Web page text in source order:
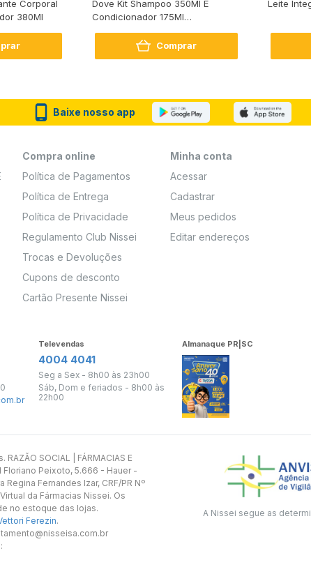
Corporal
380Ml
Dove Kit Shampoo 350Ml E
Condicionador 175Ml
Comprar
Leite
Baixe nosso app
Compra online
Política de Pagamentos
Política de Entrega
Política de Privacidade
Regulamento Club Nissei
Trocas e Devoluções
Cupons de desconto
Cartão Presente Nissei
Minha conta
Acessar
Cadastrar
Meus pedidos
Editar endereços
Televendas
4004 4041
Seg a Sex - 8h00 às 23h00
Sáb, Dom e feriados - 8h00 às
22h00
Almanaque PR|SC
SOCIAL | FÁRMACIAS E
Floriano Peixoto, 5.666 - Hauer -
Fernandes Izar, CRF/PR Nº
da Fármacias Nissei. Os
no estoque das lojas.
Ferezin.
A Nissei segue as